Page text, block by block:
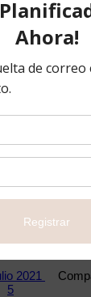
7
ésta regresan
de disfrutar y
la buena…
2021
5